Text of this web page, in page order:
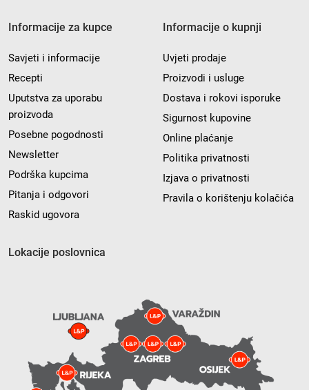
Informacije za kupce
Savjeti i informacije
Recepti
Uputstva za uporabu
proizvoda
Posebne pogodnosti
Newsletter
Podrška kupcima
Pitanja i odgovori
Raskid ugovora
Informacije o kupnji
Uvjeti prodaje
Proizvodi i usluge
Dostava i rokovi isporuke
Sigurnost kupovine
Online plaćanje
Politika privatnosti
Izjava o privatnosti
Pravila o korištenju kolačića
Lokacije poslovnica